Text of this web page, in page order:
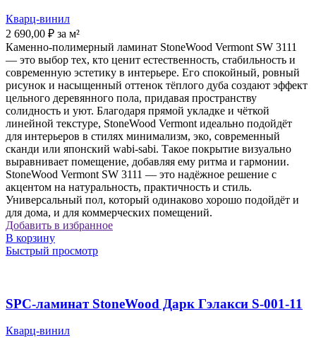
Кварц-винил
2 690,00 ₽ за м²
Каменно-полимерный ламинат StoneWood Vermont SW 3111
— это выбор тех, кто ценит естественность, стабильность и
современную эстетику в интерьере. Его спокойный, ровный
рисунок и насыщенный оттенок тёплого дуба создают эффект
цельного деревянного пола, придавая пространству
солидность и уют. Благодаря прямой укладке и чёткой
линейной текстуре, StoneWood Vermont идеально подойдёт
для интерьеров в стилях минимализм, эко, современный
сканди или японский wabi-sabi. Такое покрытие визуально
выравнивает помещение, добавляя ему ритма и гармонии.
StoneWood Vermont SW 3111 — это надёжное решение с
акцентом на натуральность, практичность и стиль.
Универсальный пол, который одинаково хорошо подойдёт и
для дома, и для коммерческих помещений.
Добавить в избранное
В корзину
Быстрый просмотр
SPC-ламинат StoneWood Дарк Гэлакси S-001-11
Кварц-винил